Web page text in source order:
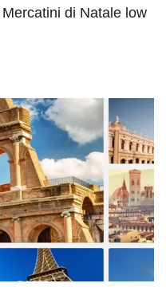
di Natale low